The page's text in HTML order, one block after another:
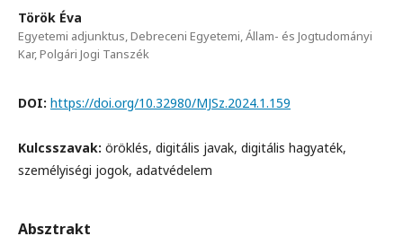
Török Éva
Egyetemi adjunktus, Debreceni Egyetemi, Állam- és Jogtudományi
Kar, Polgári Jogi Tanszék
DOI: https://doi.org/10.32980/MJSz.2024.1.159
Kulcsszavak: öröklés, digitális javak, digitális hagyaték,
személyiségi jogok, adatvédelem
Absztrakt